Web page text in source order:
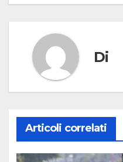
Di
Articoli correlati